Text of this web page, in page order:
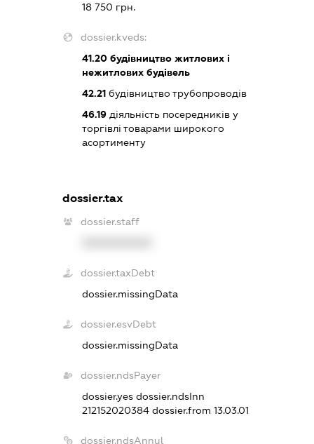
18 750 грн.
dossier.kveds:
41.20будівництво житлових і
нежитлових будівель
42.21будівництво трубопроводів
46.19діяльність посередників у
торгівлі товарами широкого
асортименту
dossier.tax
dossier.staff
dossier.taxDebt
dossier.missingData
dossier.esvDebt
dossier.missingData
dossier.ndsPayer
dossier.yes dossier.ndsInn
212152020384 dossier.from 13.03.01
dossier.ndsAnnul